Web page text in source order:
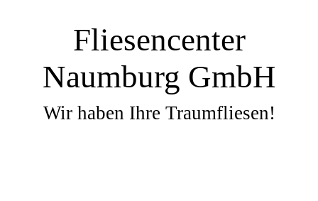
Fliesencenter
Naumburg GmbH
Wir haben Ihre Traumfliesen!